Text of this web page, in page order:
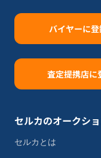
バイヤーに
査定提携店に
セルカのオークシ
セルカとは